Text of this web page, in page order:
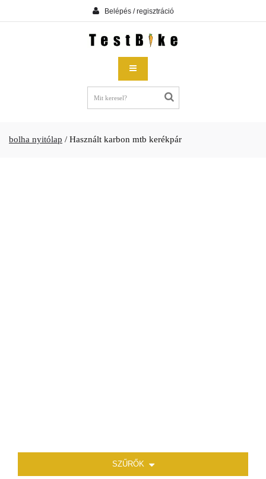
Belépés / regisztráció
bolha nyitólap / Használt karbon mtb kerékpár
SZŰRŐK